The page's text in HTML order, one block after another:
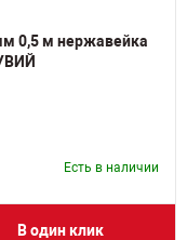
0,5 м нержавейка
Есть в наличии
В один клик